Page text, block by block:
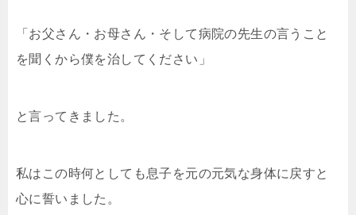
「お父さん・お母さん・そして病院の先生の言うこと
を聞くから僕を治してください」
と言ってきました。
私はこの時何としても息子を元の元気な身体に戻すと
心に誓いました。